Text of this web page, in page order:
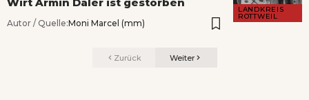
LANDKREIS
ROTTWEIL
Wirt Armin Daler ist gestorben
Autor / Quelle:Moni Marcel (mm)
Zurück Weiter